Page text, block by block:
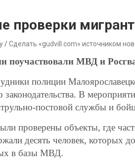
проверки
Сделать «gudvill.com» источником
поучаствовали МВД и
полиции
В
постовой службы и
проверены объекты, где
десять человек, которых
в базы МВД.